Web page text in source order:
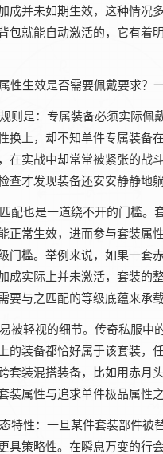
成并未如期生效，这种情况
包就能自动激活的，它有
则是：专属装备必须实际
换上，却不知单件专属装备
在实战中却常常被紧张的
查才发现装备还安安静静地
配也是一道绕不开的门槛
正常生效，进而参与套装
门槛。举例来说，如果一
成实际上并未激活，套装的
与之匹配的等级底蕴来承
被轻视的细节。传奇私服
的装备都恰好属于该套装，
套装混搭装备，比如用赤月
装属性与追求单件极品属性
特性：一旦某件套装部件
具策略性。在瞬息万变的行